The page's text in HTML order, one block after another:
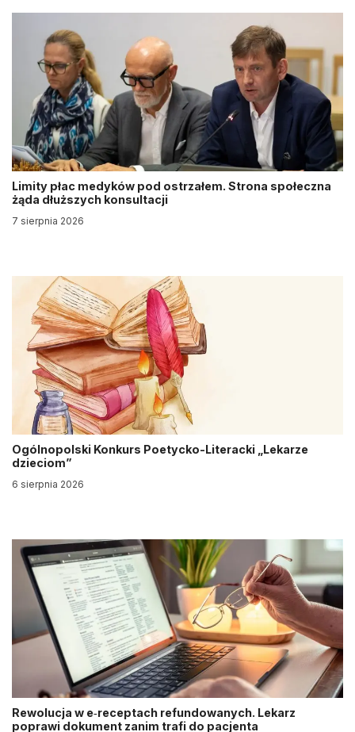
Limity płac medyków pod ostrzałem. Strona społeczna
żąda dłuższych konsultacji
7 sierpnia 2026
Ogólnopolski Konkurs Poetycko-Literacki „Lekarze
dzieciom”
6 sierpnia 2026
Rewolucja w e‑receptach refundowanych. Lekarz
poprawi dokument zanim trafi do pacjenta